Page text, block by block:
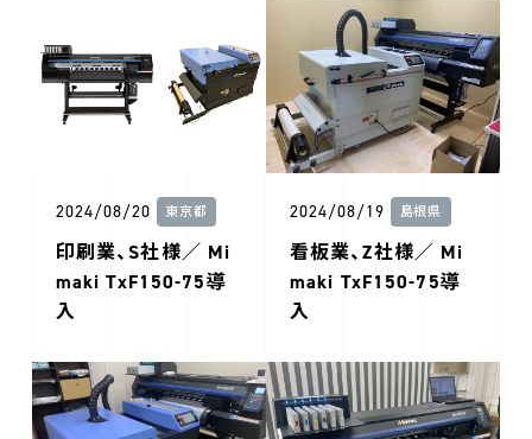
2024/08/20 東京都
印刷業、S社様／ Mi
maki TxF150-75導
入
2024/08/19 島根県
看板業、Z社様／ Mi
maki TxF150-75導
入